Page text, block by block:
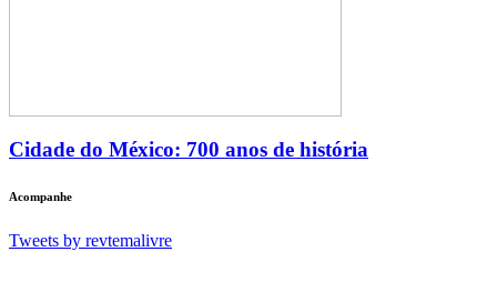
Cidade do México: 700 anos de história
Acompanhe
Tweets by revtemalivre